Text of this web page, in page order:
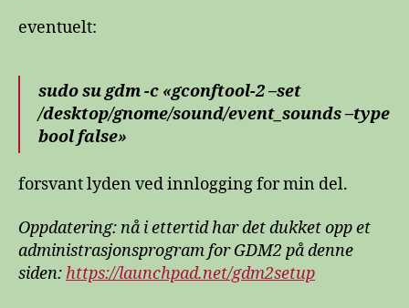
eventuelt:
sudo su gdm -c «gconftool-2 –set
/desktop/gnome/sound/event_sounds –type
bool false»
forsvant lyden ved innlogging for min del.
Oppdatering: nå i ettertid har det dukket opp et
administrasjonsprogram for GDM2 på denne
siden: https://launchpad.net/gdm2setup